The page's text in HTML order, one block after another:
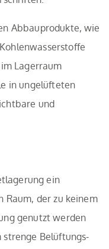
Abbauprodukte, wie
Lagerraum
in ungelüfteten
und
ein
Raum, der zu keinem
genutzt werden
Belüftungs-